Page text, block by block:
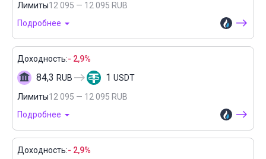
Лимиты12 095 — 12 095 RUB
Подробнее
Доходность:- 2,9%
84,3 RUB 1 USDT
Лимиты12 095 — 12 095 RUB
Подробнее
Доходность:- 2,9%